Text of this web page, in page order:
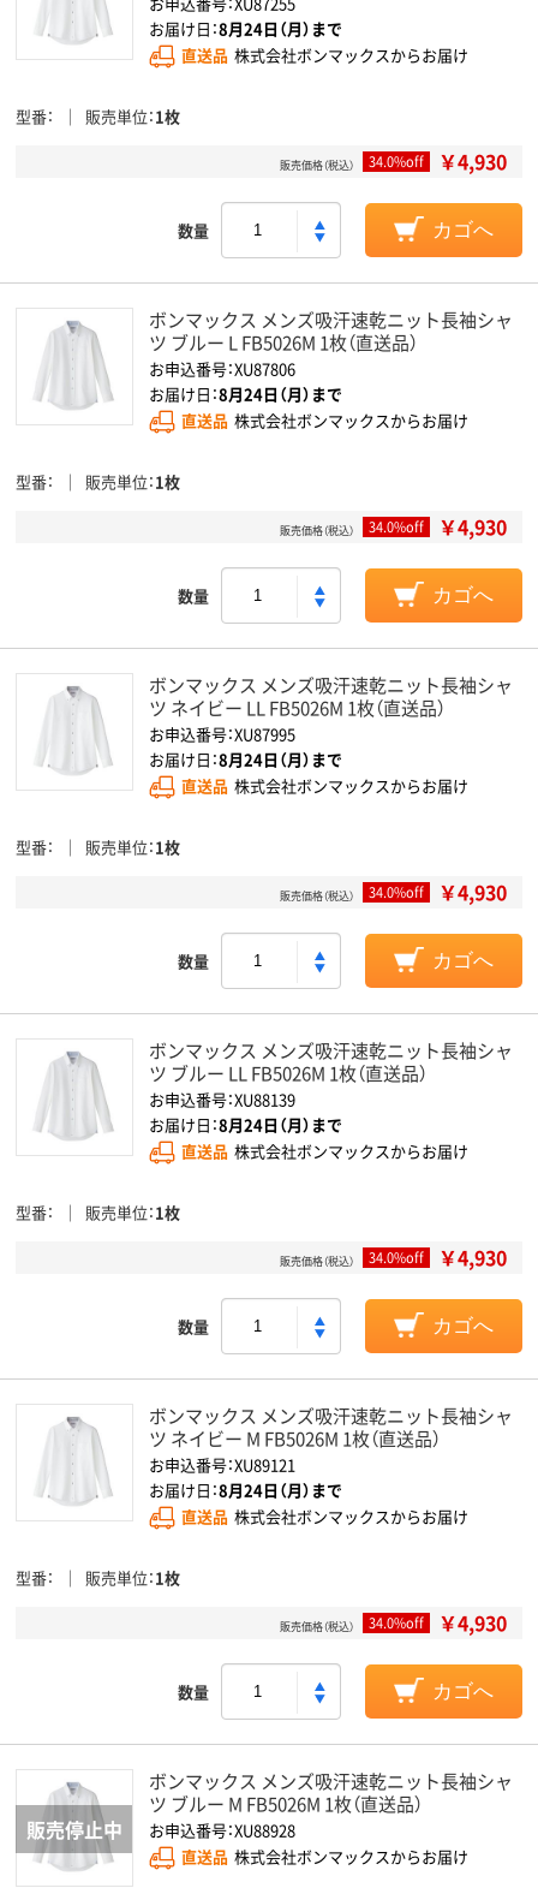
お届け日：8月24日（月）まで
直送品 株式会社ボンマックスからお届け
型番 販売単位 1枚
販売価格（税込） 34.0%off ￥4,930
数量 カゴへ
ボンマックス メンズ吸汗速乾ニット長袖シャ
ツ ブルー L FB5026M 1枚（直送品）
お申込番号：XU87806
お届け日：8月24日（月）まで
直送品 株式会社ボンマックスからお届け
型番 販売単位 1枚
販売価格（税込） 34.0%off ￥4,930
数量 カゴへ
ボンマックス メンズ吸汗速乾ニット長袖シャ
ツ ネイビー LL FB5026M 1枚（直送品）
お申込番号：XU87995
お届け日：8月24日（月）まで
直送品 株式会社ボンマックスからお届け
型番 販売単位 1枚
販売価格（税込） 34.0%off ￥4,930
数量 カゴへ
ボンマックス メンズ吸汗速乾ニット長袖シャ
ツ ブルー LL FB5026M 1枚（直送品）
お申込番号：XU88139
お届け日：8月24日（月）まで
直送品 株式会社ボンマックスからお届け
型番 販売単位 1枚
販売価格（税込） 34.0%off ￥4,930
数量 カゴへ
ボンマックス メンズ吸汗速乾ニット長袖シャ
ツ ネイビー M FB5026M 1枚（直送品）
お申込番号：XU89121
お届け日：8月24日（月）まで
直送品 株式会社ボンマックスからお届け
型番 販売単位 1枚
販売価格（税込） 34.0%off ￥4,930
数量 カゴへ
ボンマックス メンズ吸汗速乾ニット長袖シャ
ツ ブルー M FB5026M 1枚（直送品）
お申込番号：XU88928
直送品 株式会社ボンマックスからお届け